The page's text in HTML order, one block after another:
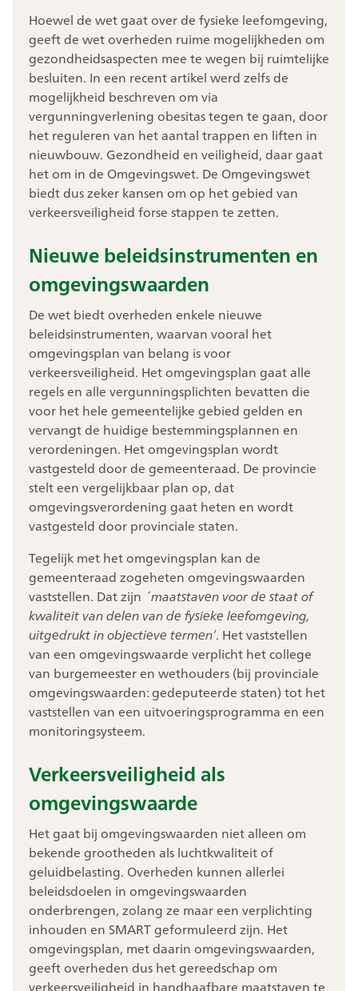
Hoewel de wet gaat over de fysieke leefomgeving,
geeft de wet overheden ruime mogelijkheden om
gezondheidsaspecten mee te wegen bij ruimtelijke
besluiten. In een recent artikel werd zelfs de
mogelijkheid beschreven om via
vergunningverlening obesitas tegen te gaan, door
het reguleren van het aantal trappen en liften in
nieuwbouw. Gezondheid en veiligheid, daar gaat
het om in de Omgevingswet. De Omgevingswet
biedt dus zeker kansen om op het gebied van
verkeersveiligheid forse stappen te zetten.
Nieuwe beleidsinstrumenten en
omgevingswaarden
De wet biedt overheden enkele nieuwe
beleidsinstrumenten, waarvan vooral het
omgevingsplan van belang is voor
verkeersveiligheid. Het omgevingsplan gaat alle
regels en alle vergunningsplichten bevatten die
voor het hele gemeentelijke gebied gelden en
vervangt de huidige bestemmingsplannen en
verordeningen. Het omgevingsplan wordt
vastgesteld door de gemeenteraad. De provincie
stelt een vergelijkbaar plan op, dat
omgevingsverordening gaat heten en wordt
vastgesteld door provinciale staten.
Tegelijk met het omgevingsplan kan de
gemeenteraad zogeheten omgevingswaarden
vaststellen. Dat zijn ´maatstaven voor de staat of
kwaliteit van delen van de fysieke leefomgeving,
uitgedrukt in objectieve termen’. Het vaststellen
van een omgevingswaarde verplicht het college
van burgemeester en wethouders (bij provinciale
omgevingswaarden: gedeputeerde staten) tot het
vaststellen van een uitvoeringsprogramma en een
monitoringsysteem.
Verkeersveiligheid als
omgevingswaarde
Het gaat bij omgevingswaarden niet alleen om
bekende grootheden als luchtkwaliteit of
geluidbelasting. Overheden kunnen allerlei
beleidsdoelen in omgevingswaarden
onderbrengen, zolang ze maar een verplichting
inhouden en SMART geformuleerd zijn. Het
omgevingsplan, met daarin omgevingswaarden,
geeft overheden dus het gereedschap om